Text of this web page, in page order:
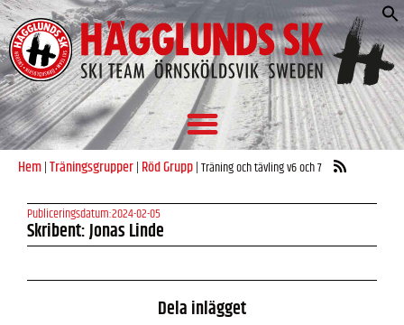
Hem|Träningsgrupper| Röd Grupp|Träning och tävling v6 och 7
Publiceringsdatum:2024-02-05
Skribent: Jonas Linde
Dela inlägget